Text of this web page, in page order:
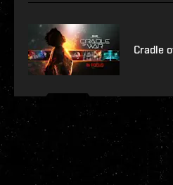
Cradle